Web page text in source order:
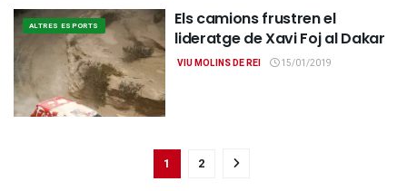
ALTRES ESPORTS
Els camions frustren el
lideratge de Xavi Foj al Dakar
VIU MOLINS DE REI 15/01/2019
1 2